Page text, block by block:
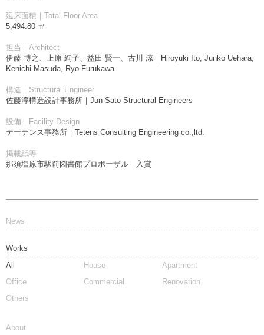
延床面積｜Total Floor Area
5,494.80 ㎡
担当｜Architect
伊藤 博之、上原 絢子、益田 賢一、古川 涼｜Hiroyuki Ito, Junko Uehara,
Kenichi Masuda, Ryo Furukawa
構造｜Structural Engineer
佐藤淳構造設計事務所｜Jun Sato Structural Engineers
設備｜Facility Design
テーテンス事務所｜Tetens Consulting Engineering co.,ltd.
掲載紙等
那須塩原市駅前図書館プロポーザル 入賞
News
Works
All
House
Apartment
Office
Commercial
Renovation
Others
About